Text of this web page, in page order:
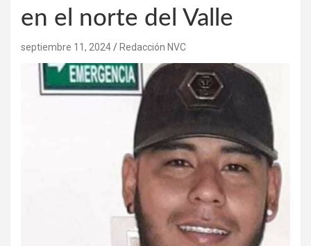
en el norte del Valle
septiembre 11, 2024 Redacción NVC